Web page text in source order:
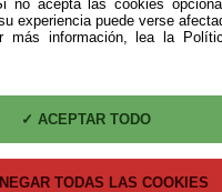
Mis
Mis
no acepta las cookies
experiencia puede verse
más información, lea la
ACEPTAR TODO
TODAS LAS COOKIES